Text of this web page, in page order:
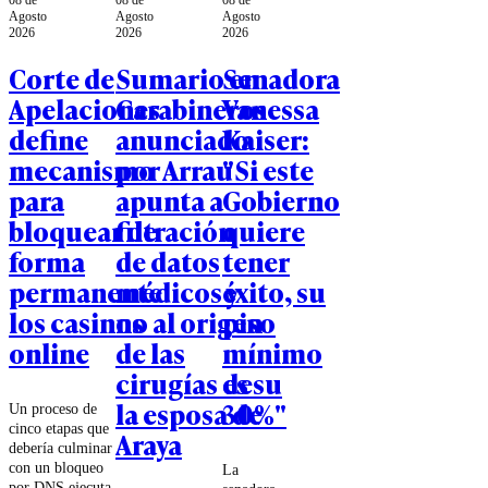
Agosto
2026
Corte de
Apelaciones
define
mecanismo
para
bloquear de
forma
permanente
los casinos
online
Un proceso de
cinco etapas que
debería culminar
con un bloqueo
Agosto
2026
Sumario en
Carabineros
anunciado
por Arrau
apunta a
filtración
de datos
médicos y
no al origen
de las
cirugías de
la esposa de
Araya
Agosto
2026
Senadora
Vanessa
Kaiser:
"Si este
Gobierno
quiere
tener
éxito, su
piso
mínimo
es su
30%"
La